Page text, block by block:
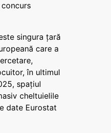
singura țară
care a
în ultimul
spațiul
cheltuielile
date Eurostat